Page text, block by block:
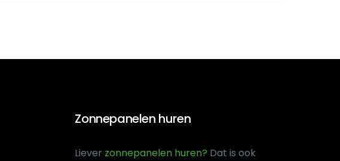
Zonnepanelen huren
Liever zonnepanelen huren? Dat is ook